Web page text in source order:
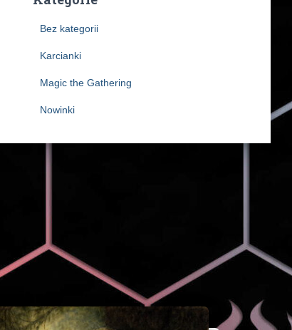
Bez kategorii
Karcianki
Magic the Gathering
Nowinki